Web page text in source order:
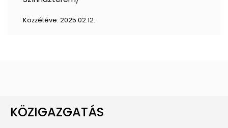
Közzétéve: 2025.02.12.
KÖZIGAZGATÁS